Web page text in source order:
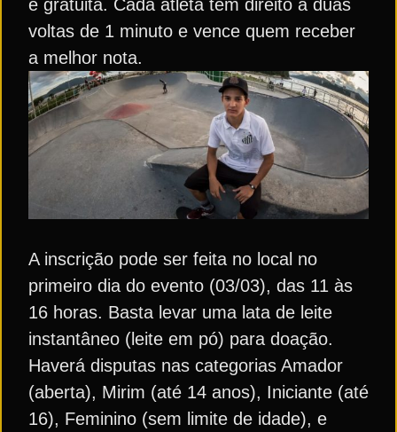
é gratuita. Cada atleta tem direito a duas
voltas de 1 minuto e vence quem receber
a melhor nota.
A inscrição pode ser feita no local no
primeiro dia do evento (03/03), das 11 às
16 horas. Basta levar uma lata de leite
instantâneo (leite em pó) para doação.
Haverá disputas nas categorias Amador
(aberta), Mirim (até 14 anos), Iniciante (até
16), Feminino (sem limite de idade), e